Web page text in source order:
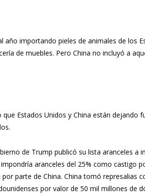
año importando pieles de animales de los
de muebles. Pero China no incluyó a
Estados Unidos y China están dejando
de Trump publicó su lista aranceles a
aranceles del 25% como castigo
parte de China. China tomó represalias
por valor de 50 mil millones de